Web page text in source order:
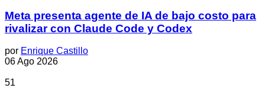
Meta presenta agente de IA de bajo costo para
rivalizar con Claude Code y Codex
por Enrique Castillo
06 Ago 2026
51